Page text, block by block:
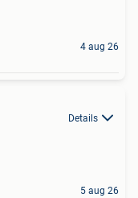
4 aug 26
Details
5 aug 26